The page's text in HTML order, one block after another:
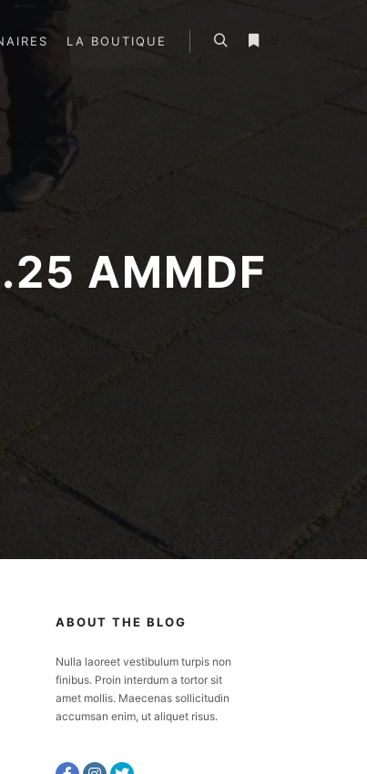
LA BOUTIQUE
AMMDF
ABOUT THE BLOG
Nulla laoreet vestibulum turpis non
finibus. Proin interdum a tortor sit
amet mollis. Maecenas sollicitudin
accumsan enim, ut aliquet risus.